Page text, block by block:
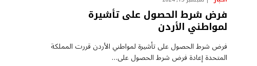
فرض شرط الحصول على تأشيرة
لمواطني الأردن
فرض شرط الحصول على تأشيرة لمواطني الأردن قررت المملكة
المتحدة إعادة فرض شرط الحصول على…